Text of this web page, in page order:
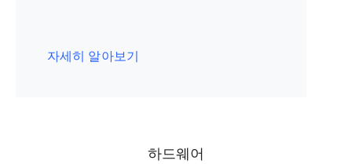
자세히 알아보기
하드웨어